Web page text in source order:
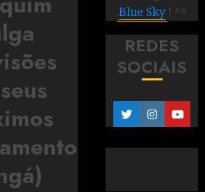
Blue Sky ! ^^
REDES
SOCIAIS